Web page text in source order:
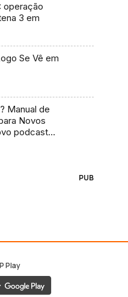
operação
3 em
Se Vê em
Manual de
Novos
podcast
PUB
Play